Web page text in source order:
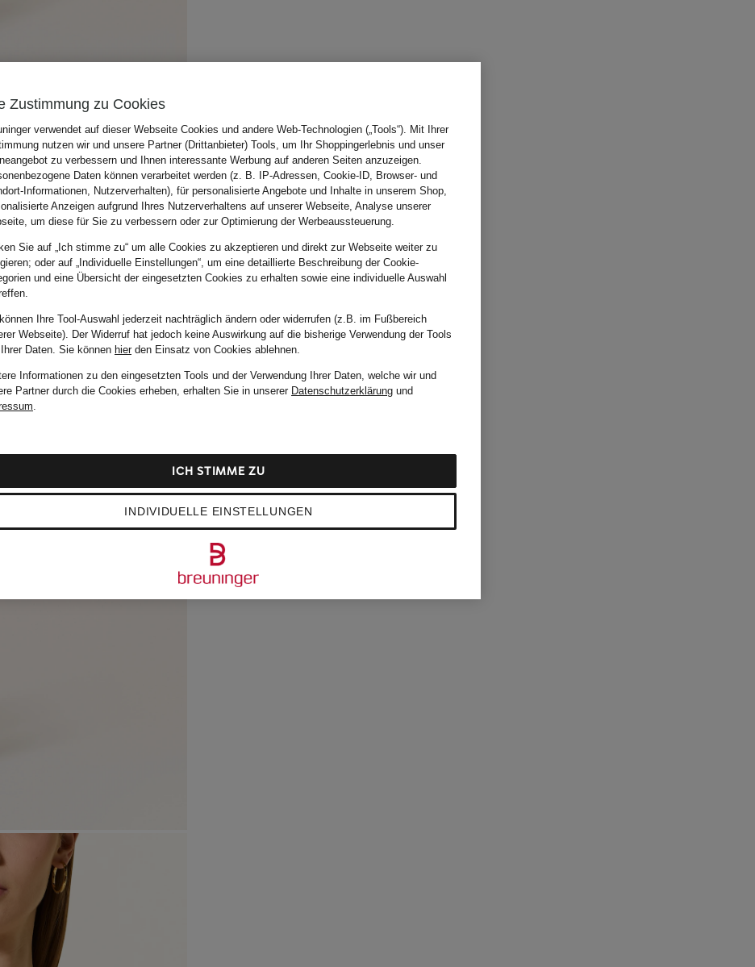
Zustimmung zu Cookies
verwendet auf dieser Webseite Cookies und andere Web-Technologien („Tools“). Mit Ihrer
nutzen wir und unsere Partner (Drittanbieter) Tools, um Ihr Shoppingerlebnis und unser
zu verbessern und Ihnen interessante Werbung auf anderen Seiten anzuzeigen.
Daten können verarbeitet werden (z. B. IP-Adressen, Cookie-ID, Browser- und
Informationen, Nutzerverhalten), für personalisierte Angebote und Inhalte in unserem Shop,
Anzeigen aufgrund Ihres Nutzerverhaltens auf unserer Webseite, Analyse unserer
um diese für Sie zu verbessern oder zur Optimierung der Werbeaussteuerung.
Sie auf „Ich stimme zu“ um alle Cookies zu akzeptieren und direkt zur Webseite weiter zu
oder auf „Individuelle Einstellungen“, um eine detaillierte Beschreibung der Cookie-
und eine Übersicht der eingesetzten Cookies zu erhalten sowie eine individuelle Auswahl
Ihre Tool-Auswahl jederzeit nachträglich ändern oder widerrufen (z.B. im Fußbereich
Webseite). Der Widerruf hat jedoch keine Auswirkung auf die bisherige Verwendung der Tools
Daten. Sie können hierden Einsatz von Cookies ablehnen.
Informationen zu den eingesetzten Tools und der Verwendung Ihrer Daten, welche wir und
Partner durch die Cookies erheben, erhalten Sie in unserer Datenschutzerklärung und
.
INDIVIDUELLE EINSTELLUNGEN
ICH STIMME ZU